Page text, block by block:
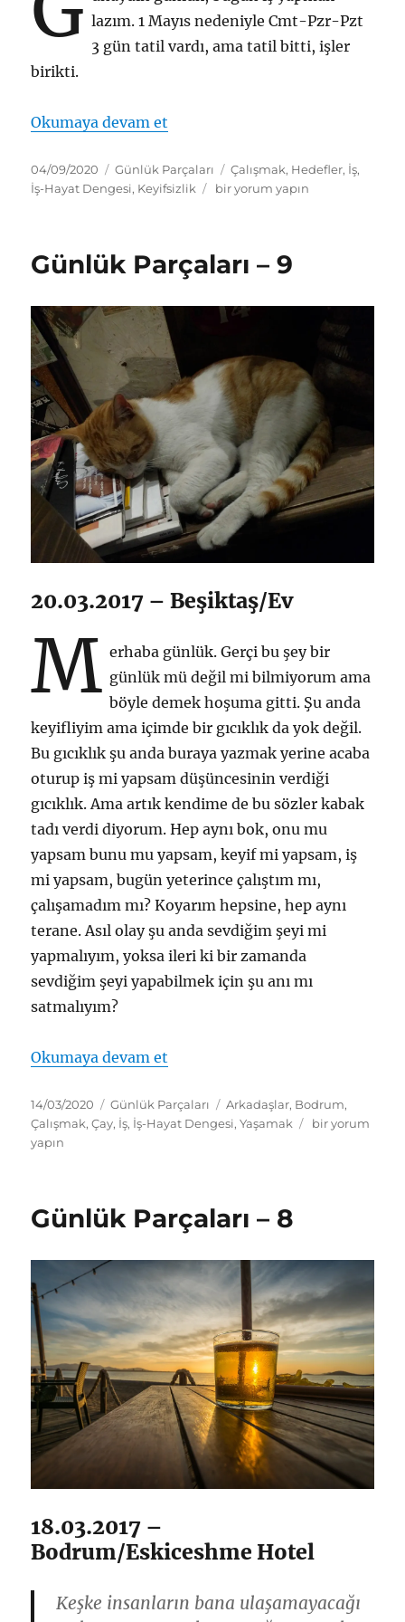
lazım. 1 Mayıs nedeniyle Cmt-Pzr-Pzt
3 gün tatil vardı, ama tatil bitti, işler
birikti.
Okumaya devam et
Yayın
tarihi
04/09/2020 Kategoriler
Günlük Parçaları Etiketler
Çalışmak, Hedefler, İş,
İş-Hayat Dengesi, Keyifsizlik
Günlük
için
bir yorum yapın
Günlük Parçaları – 9
20.03.2017 – Beşiktaş/Ev
M erhaba günlük. Gerçi bu şey bir
günlük mü değil mi bilmiyorum ama
böyle demek hoşuma gitti. Şu anda
keyifliyim ama içimde bir gıcıklık da yok değil.
Bu gıcıklık şu anda buraya yazmak yerine acaba
oturup iş mi yapsam düşüncesinin verdiği
gıcıklık. Ama artık kendime de bu sözler kabak
tadı verdi diyorum. Hep aynı bok, onu mu
yapsam bunu mu yapsam, keyif mi yapsam, iş
mi yapsam, bugün yeterince çalıştım mı,
çalışamadım mı? Koyarım hepsine, hep aynı
terane. Asıl olay şu anda sevdiğim şeyi mi
yapmalıyım, yoksa ileri ki bir zamanda
sevdiğim şeyi yapabilmek için şu anı mı
satmalıyım?
Okumaya devam et
Yayın
tarihi
14/03/2020 Kategoriler
Günlük Parçaları Etiketler
Arkadaşlar, Bodrum,
Çalışmak,Çay, İş, İş-Hayat Dengesi,Yaşamak
Günlük
bir yorum
yapın
Günlük Parçaları – 8
18.03.2017 –
Bodrum/Eskiceshme Hotel
Keşke insanların bana ulaşamayacağı